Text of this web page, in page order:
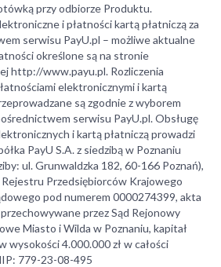
przy odbiorze Produktu.
i płatności kartą płatniczą za
serwisu PayU.pl – możliwe aktualne
określone są na stronie
http://www.payu.pl. Rozliczenia
elektronicznymi i kartą
są zgodnie z wyborem
serwisu PayU.pl. Obsługę
i kartą płatniczą prowadzi
PayU S.A. z siedzibą w Poznaniu
ul. Grunwaldzka 182, 60-166 Poznań),
Przedsiębiorców Krajowego
pod numerem 0000274399, akta
przez Sąd Rejonowy
Miasto i Wilda w Poznaniu, kapitał
wysokości 4.000.000 zł w całości
779-23-08-495